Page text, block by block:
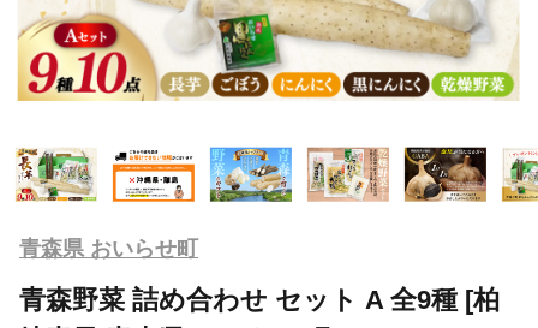
青森県 おいらせ町
青森野菜 詰め合わせ セット A 全9種 [柏